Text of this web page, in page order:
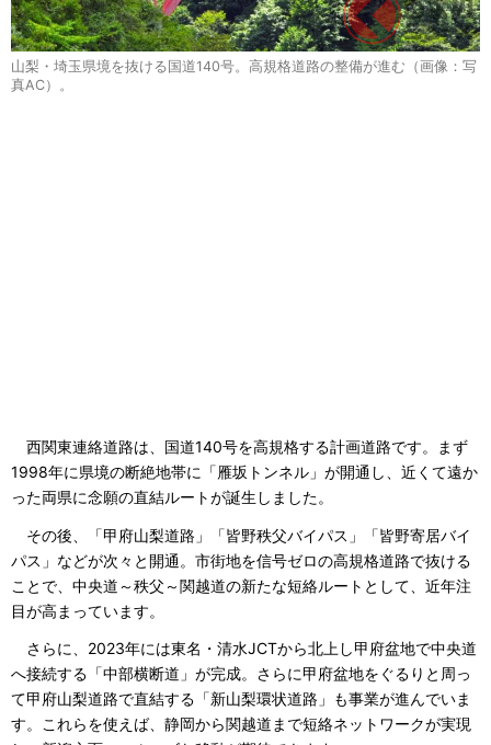
山梨・埼玉県境を抜ける国道140号。高規格道路の整備が進む（画像：写
真AC）。
西関東連絡道路は、国道140号を高規格する計画道路です。まず
1998年に県境の断絶地帯に「雁坂トンネル」が開通し、近くて遠か
った両県に念願の直結ルートが誕生しました。
その後、「甲府山梨道路」「皆野秩父バイパス」「皆野寄居バイ
パス」などが次々と開通。市街地を信号ゼロの高規格道路で抜ける
ことで、中央道～秩父～関越道の新たな短絡ルートとして、近年注
目が高まっています。
さらに、2023年には東名・清水JCTから北上し甲府盆地で中央道
へ接続する「中部横断道」が完成。さらに甲府盆地をぐるりと周っ
て甲府山梨道路で直結する「新山梨環状道路」も事業が進んでいま
す。これらを使えば、静岡から関越道まで短絡ネットワークが実現